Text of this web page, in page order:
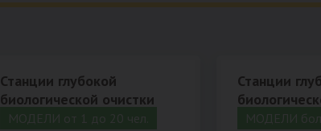
Станции глубокой
биологической очистки
Станции